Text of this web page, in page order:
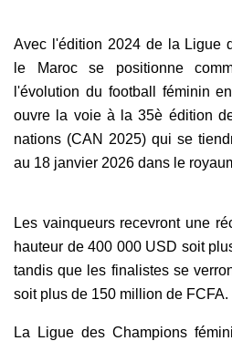
Avec l'édition 2024 de la Ligue
le Maroc se positionne
l'évolution du football féminin
ouvre la voie à la 35è édition
nations (CAN 2025) qui se
au 18 janvier 2026 dans le
Les vainqueurs recevront une
hauteur de 400 000 USD soit
tandis que les finalistes se
soit plus de 150 million de FCFA.
La Ligue des Champions